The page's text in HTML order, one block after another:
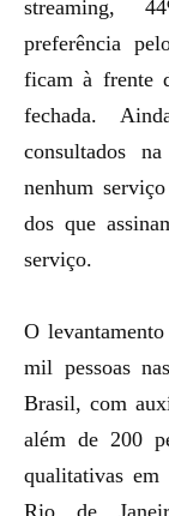
streaming,
preferência
ficam à frente
fechada.
consultados
nenhum
dos que
serviço.
O
mil pessoas
Brasil, com
além de 200
qualitativas
Rio de